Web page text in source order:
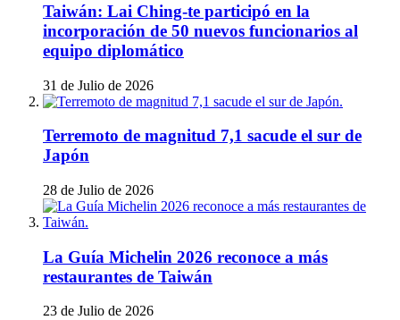
Taiwán: Lai Ching-te participó en la
incorporación de 50 nuevos funcionarios al
equipo diplomático
31 de Julio de 2026
Terremoto de magnitud 7,1 sacude el sur de
Japón
28 de Julio de 2026
La Guía Michelin 2026 reconoce a más
restaurantes de Taiwán
23 de Julio de 2026